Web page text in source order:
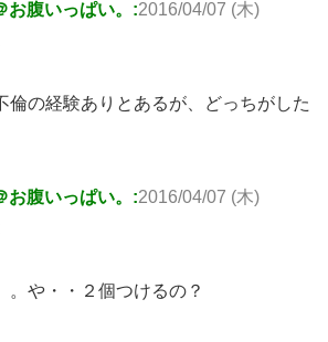
お腹いっぱい。:2016/04/07 (木)
倫の経験ありとあるが、どっちがした
お腹いっぱい。:2016/04/07 (木)
。や・・２個つけるの？